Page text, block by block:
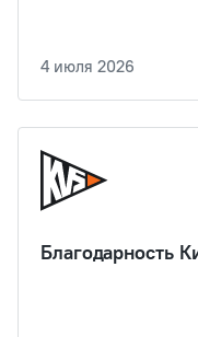
4 июля 2026
Благодарность